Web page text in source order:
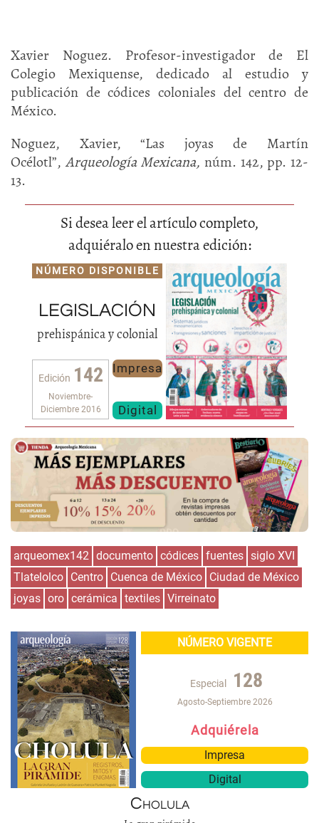
Xavier Noguez. Profesor-investigador de El
Colegio Mexiquense, dedicado al estudio y
publicación de códices coloniales del centro de
México.
Noguez, Xavier, “Las joyas de Martín
Océlotl”, Arqueología Mexicana, núm. 142, pp. 12-
13.
Si desea leer el artículo completo,
adquiéralo en nuestra edición:
NÚMERO DISPONIBLE
LEGISLACIÓN
prehispánica y colonial
Edición 142
Noviembre-
Diciembre 2016
Impresa
Digital
arqueomex142 documento códices fuentes siglo XVI
Tlatelolco Centro Cuenca de México Ciudad de México
joyas oro cerámica textiles Virreinato
NÚMERO VIGENTE
Especial 128
Agosto-Septiembre 2026
Adquiérela
Impresa
Digital
Cholula